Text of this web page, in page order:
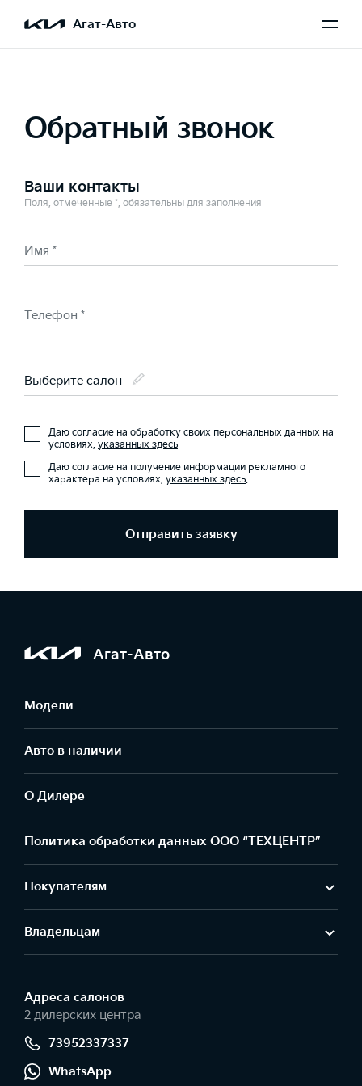
Агат-Авто
Обратный звонок
Выбран Cerato
Ваши контакты
Поля, отмеченные *, обязательны для заполнения
Имя *
Телефон *
Выберите салон
Даю согласие на обработку своих персональных данных на
условиях, указанных здесь
Даю согласие на получение информации рекламного
характера на условиях, указанных здесь.
Отправить заявку
Агат-Авто
Модели
Авто в наличии
О Дилере
Политика обработки данных ООО “ТЕХЦЕНТР”
Покупателям
Владельцам
Адреса салонов
2 дилерских центра
73952337337
WhatsApp